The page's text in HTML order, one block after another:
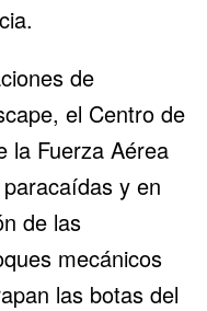
de
el Centro de
la Fuerza Aérea
y en
de las
mecánicos
las botas del